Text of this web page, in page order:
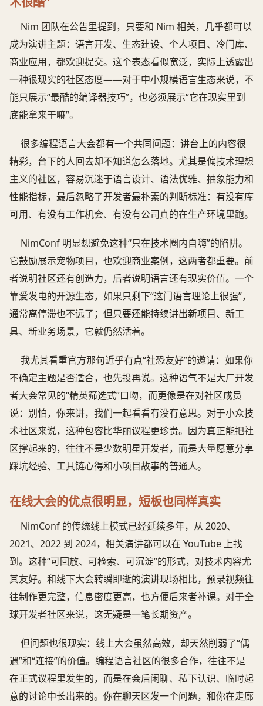
Nim 团队在公告里提到，只要和 Nim 相关，几乎都可以
成为演讲主题：语言开发、生态建设、个人项目、冷门库、
商业应用，都欢迎提交。这个表态看似宽泛，实际上透露出
一种很现实的社区态度——对于中小规模语言生态来说，不
能只展示“最酷的编译器技巧”，也必须展示“它在现实里到
底能拿来干嘛”。
很多编程语言大会都有一个共同问题：讲台上的内容很
精彩，台下的人回去却不知道怎么落地。尤其是偏技术理想
主义的社区，容易沉迷于语言设计、语法优雅、抽象能力和
性能指标，最后忽略了开发者最朴素的判断标准：有没有库
可用、有没有工作机会、有没有公司真的在生产环境里跑。
NimConf 明显想避免这种“只在技术圈内自嗨”的陷阱。
它鼓励展示宠物项目，也欢迎商业案例，这两者都重要。前
者说明社区还有创造力，后者说明语言还有现实价值。一个
靠爱发电的开源生态，如果只剩下“这门语言理论上很强”，
通常离停滞也不远了；但只要还能持续讲出新项目、新工
具、新业务场景，它就仍然活着。
我尤其看重官方那句近乎有点“社恐友好”的邀请：如果你
不确定主题是否适合，也先投再说。这种语气不是大厂开发
者大会常见的“精英筛选式”口吻，而更像是在对社区成员
说：别怕，你来讲，我们一起看看有没有意思。对于小众技
术社区来说，这种包容比华丽议程更珍贵。因为真正能把社
区撑起来的，往往不是少数明星开发者，而是大量愿意分享
踩坑经验、工具链心得和小项目故事的普通人。
在线大会的优点很明显，短板也同样真实
NimConf 的传统线上模式已经延续多年，从 2020、
2021、2022 到 2024，相关演讲都可以在 YouTube 上找
到。这种“可回放、可检索、可沉淀”的形式，对技术内容尤
其友好。和线下大会转瞬即逝的演讲现场相比，预录视频往
往制作更完整，信息密度更高，也方便后来者补课。对于全
球开发者社区来说，这无疑是一笔长期资产。
但问题也很现实：线上大会虽然高效，却天然削弱了“偶
遇”和“连接”的价值。编程语言社区的很多合作，往往不是
在正式议程里发生的，而是在会后闲聊、私下认识、临时起
意的讨论中长出来的。你在聊天区发一个问题，和你在走廊